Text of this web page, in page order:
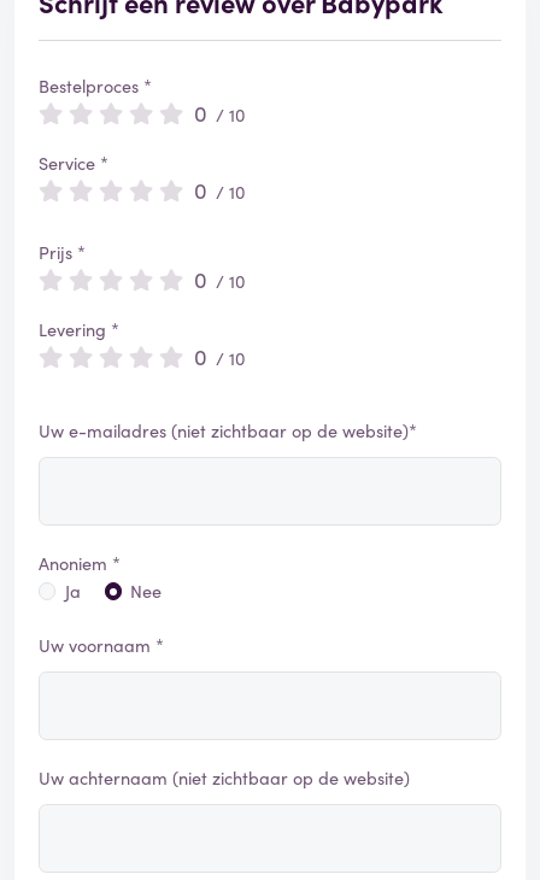
Bestelproces *
0 / 10
Service *
0 / 10
Prijs *
0 / 10
Levering *
0 / 10
Uw e-mailadres (niet zichtbaar op de website)*
Anoniem *
Ja
Nee
Uw voornaam *
Uw achternaam (niet zichtbaar op de website)